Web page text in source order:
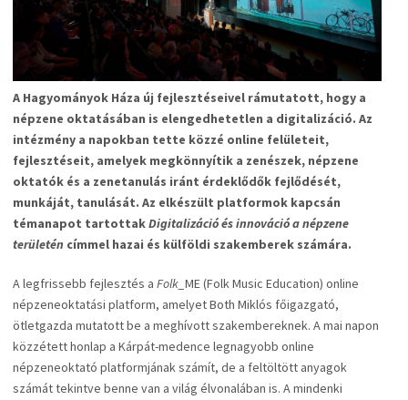
A Hagyományok Háza új fejlesztéseivel rámutatott, hogy a
népzene oktatásában is elengedhetetlen a digitalizáció. Az
intézmény a napokban tette közzé online felületeit,
fejlesztéseit, amelyek megkönnyítik a zenészek, népzene
oktatók és a zenetanulás iránt érdeklődők fejlődését,
munkáját, tanulását. Az elkészült platformok kapcsán
témanapot tartottakDigitalizáció és innováció a népzene
területén címmel hazai és külföldi szakemberek számára.
A legfrissebb fejlesztés a Folk_ ME (Folk Music Education) online
népzeneoktatási platform, amelyet Both Miklós főigazgató,
ötletgazda mutatott be a meghívott szakembereknek. A mai napon
közzétett honlap a Kárpát-medence legnagyobb online
népzeneoktató platformjának számít, de a feltöltött anyagok
számát tekintve benne van a világ élvonalában is. A mindenki